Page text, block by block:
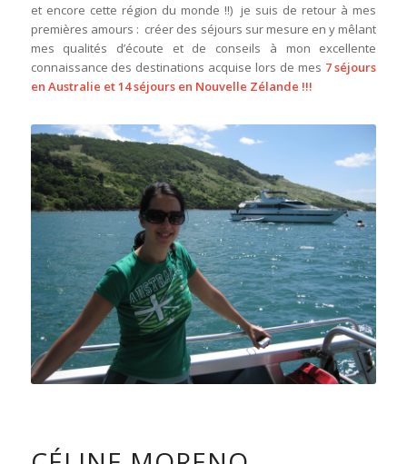
et encore cette région du monde !!) je suis de retour à mes
premières amours : créer des séjours sur mesure en y mêlant
mes qualités d’écoute et de conseils à mon excellente
connaissance des destinations acquise lors de mes 7 séjours
en Australie et 14 séjours en Nouvelle Zélande !!!